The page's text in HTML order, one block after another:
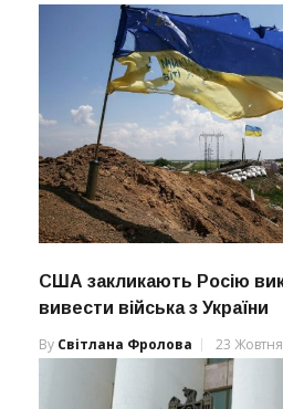
США закликають Росію
вивести війська з України
By Світлана Фролова 23